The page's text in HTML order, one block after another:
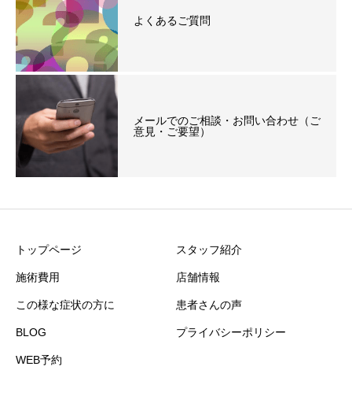
よくあるご質問
メールでのご相談・お問い合わせ（ご
意見・ご要望）
トップページ スタッフ紹介
施術費用 店舗情報
この様な症状の方に 患者さんの声
BLOG プライバシーポリシー
WEB予約